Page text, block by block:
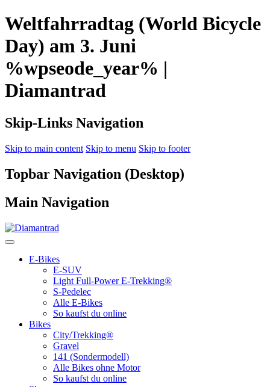
Weltfahrradtag (World Bicycle
Day) am 3. Juni
%wpseode_year% |
Diamantrad
Skip-Links Navigation
Skip to main content Skip to menu Skip to footer
Topbar Navigation (Desktop)
Main Navigation
E-Bikes
E-SUV
Light Full-Power E-Trekking®
S-Pedelec
Alle E-Bikes
So kaufst du online
Bikes
City/Trekking®
Gravel
141 (Sondermodell)
Alle Bikes ohne Motor
So kaufst du online